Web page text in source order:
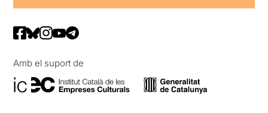
Amb el suport de